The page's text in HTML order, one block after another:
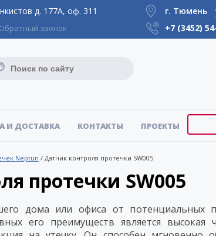
д. 177А, оф. 311
Обратный звонок
г. Тюмень
+7 (3452)
И ДОСТАВКА КОНТАКТЫ ПРОЕКТЫ
Neptun / Датчик контроля протечки SW005
протечки SW005
дома или офиса от потенциальных
его преимуществ является высокая